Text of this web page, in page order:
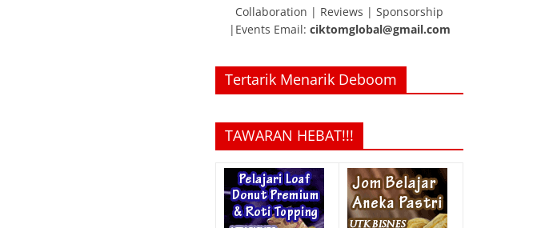
Collaboration | Reviews | Sponsorship
|Events Email: ciktomglobal@gmail.com
Tertarik Menarik Deboom
TAWARAN HEBAT!!!